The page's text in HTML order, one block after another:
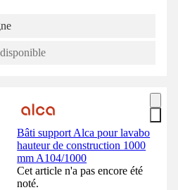
Bâti support Alca pour lavabo
hauteur de construction 1000
mm A104/1000
Cet article n'a pas encore été
noté.